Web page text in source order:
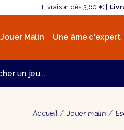
Livraison dès 3,60 € | Livr
Jouer Malin Une âme d'expert
Accueil Jouer malin